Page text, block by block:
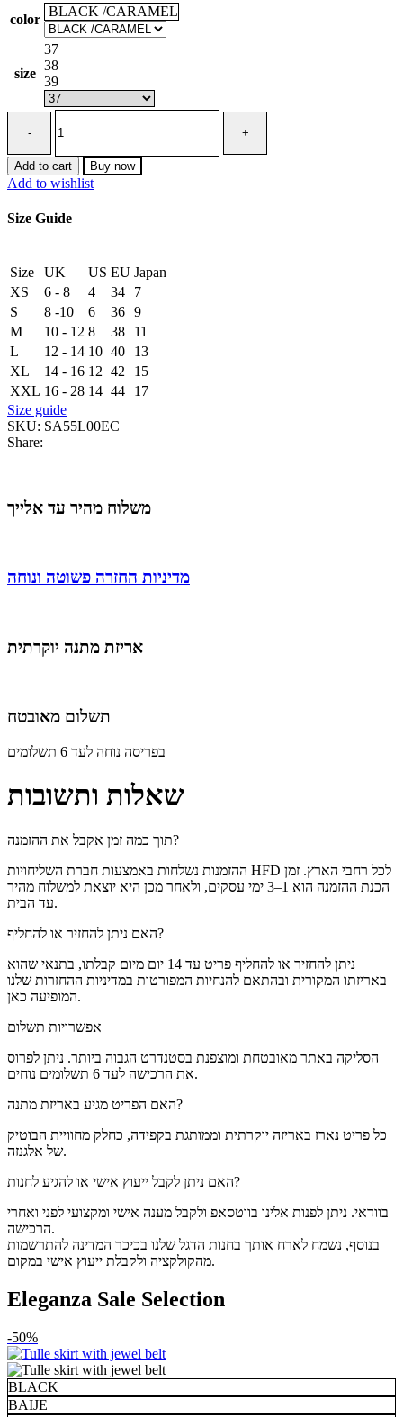
color
BLACK /CARAMEL
size
37
38
39
Cuissardes
Add to cart Buy now
Add to wishlist
Size Guide
Size UK US EU Japan
XS
6 - 8 4 34
7
S
8 -10 6 36 9
M
10 - 12 8 38
11
L
12 - 14 10 40
13
XL
14 - 16 12 42
15
XXL 16 - 28 14 44
17
Size guide
SKU: SA55L00EC
Share:
משלוח מהיר עד אלייך
מדיניות החזרה פשוטה ונוחה
אריזת מתנה יוקרתית
תשלום מאובטח
בפריסה נוחה לעד 6 תשלומים
שאלות ותשובות
תוך כמה זמן אקבל את ההזמנה?
ההזמנות נשלחות באמצעות חברת השליחויות HFD לכל רחבי הארץ. זמן
הכנת ההזמנה הוא 1–3 ימי עסקים, ולאחר מכן היא יוצאת למשלוח מהיר
עד הבית.
האם ניתן להחזיר או להחליף?
ניתן להחזיר או להחליף פריט עד 14 יום מיום קבלתו, בתנאי שהוא
באריזתו המקורית ובהתאם להנחיות המפורטות במדיניות ההחזרות שלנו
המופיעה כאן.
אפשרויות תשלום
הסליקה באתר מאובטחת ומוצפנת בסטנדרט הגבוה ביותר. ניתן לפרוס
את הרכישה לעד 6 תשלומים נוחים.
האם הפריט מגיע באריזת מתנה?
כל פריט נארז באריזה יוקרתית וממותגת בקפידה, כחלק מחוויית הבוטיק
של אלגנזה.
האם ניתן לקבל ייעוץ אישי או להגיע לחנות?
בוודאי. ניתן לפנות אלינו בווטסאפ ולקבל מענה אישי ומקצועי לפני ואחרי
הרכישה.
בנוסף, נשמח לארח אותך בחנות הדגל שלנו בכיכר המדינה להתרשמות
מהקולקציה ולקבלת ייעוץ אישי במקום.
Eleganza Sale Selection
-50%
BLACK
BAIJE